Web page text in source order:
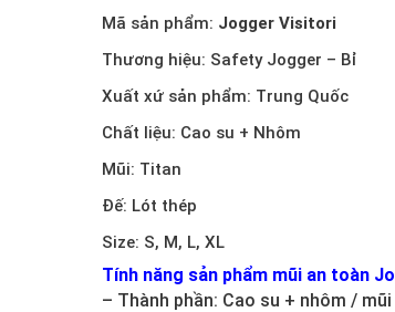
Mã sản phẩm: Jogger Visitori
Thương hiệu: Safety Jogger – Bỉ
Xuất xứ sản phẩm: Trung Quốc
Chất liệu: Cao su + Nhôm
Mũi: Titan
Đế: Lót thép
Size: S, M, L, XL
Tính năng sản phẩm mũi an toàn
– Thành phần: Cao su + nhôm /